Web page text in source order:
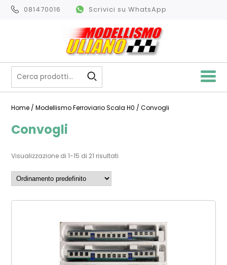
081470016 Scrivici su WhatsApp
Home /Modellismo Ferroviario Scala H0 / Convogli
Convogli
Visualizzazione di 1-15 di 21 risultati